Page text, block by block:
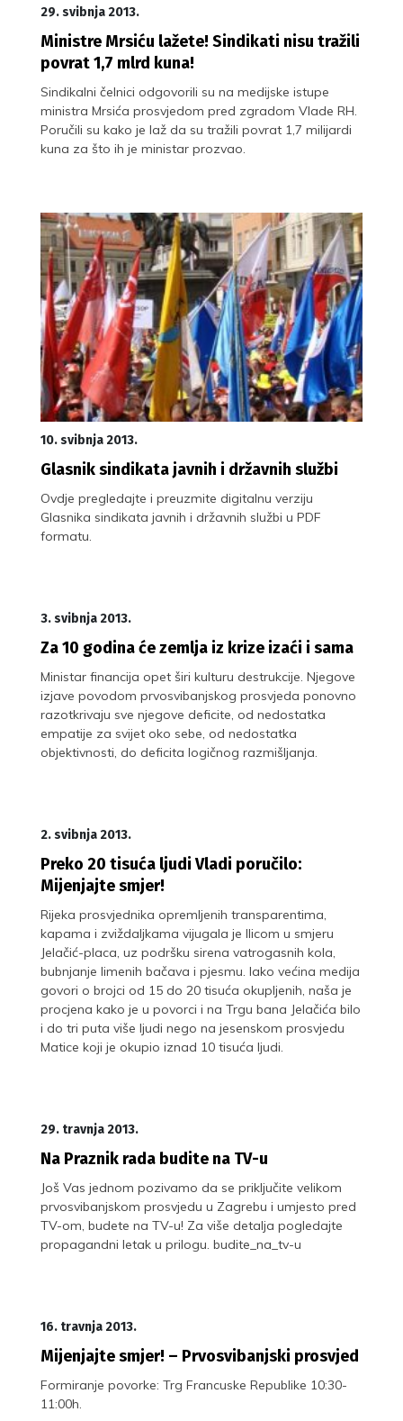
29. svibnja 2013.
Ministre Mrsiću lažete! Sindikati nisu tražili
povrat 1,7 mlrd kuna!
Sindikalni čelnici odgovorili su na medijske istupe
ministra Mrsića prosvjedom pred zgradom Vlade RH.
Poručili su kako je laž da su tražili povrat 1,7 milijardi
kuna za što ih je ministar prozvao.
10. svibnja 2013.
Glasnik sindikata javnih i državnih službi
Ovdje pregledajte i preuzmite digitalnu verziju
Glasnika sindikata javnih i državnih službi u PDF
formatu.
3. svibnja 2013.
Za 10 godina će zemlja iz krize izaći i sama
Ministar financija opet širi kulturu destrukcije. Njegove
izjave povodom prvosvibanjskog prosvjeda ponovno
razotkrivaju sve njegove deficite, od nedostatka
empatije za svijet oko sebe, od nedostatka
objektivnosti, do deficita logičnog razmišljanja.
2. svibnja 2013.
Preko 20 tisuća ljudi Vladi poručilo:
Mijenjajte smjer!
Rijeka prosvjednika opremljenih transparentima,
kapama i zviždaljkama vijugala je Ilicom u smjeru
Jelačić-placa, uz podršku sirena vatrogasnih kola,
bubnjanje limenih bačava i pjesmu. Iako većina medija
govori o brojci od 15 do 20 tisuća okupljenih, naša je
procjena kako je u povorci i na Trgu bana Jelačića bilo
i do tri puta više ljudi nego na jesenskom prosvjedu
Matice koji je okupio iznad 10 tisuća ljudi.
29. travnja 2013.
Na Praznik rada budite na TV-u
Još Vas jednom pozivamo da se priključite velikom
prvosvibanjskom prosvjedu u Zagrebu i umjesto pred
TV-om, budete na TV-u! Za više detalja pogledajte
propagandni letak u prilogu. budite_na_tv-u
16. travnja 2013.
Mijenjajte smjer! – Prvosvibanjski prosvjed
Formiranje povorke: Trg Francuske Republike 10:30-
11:00h.